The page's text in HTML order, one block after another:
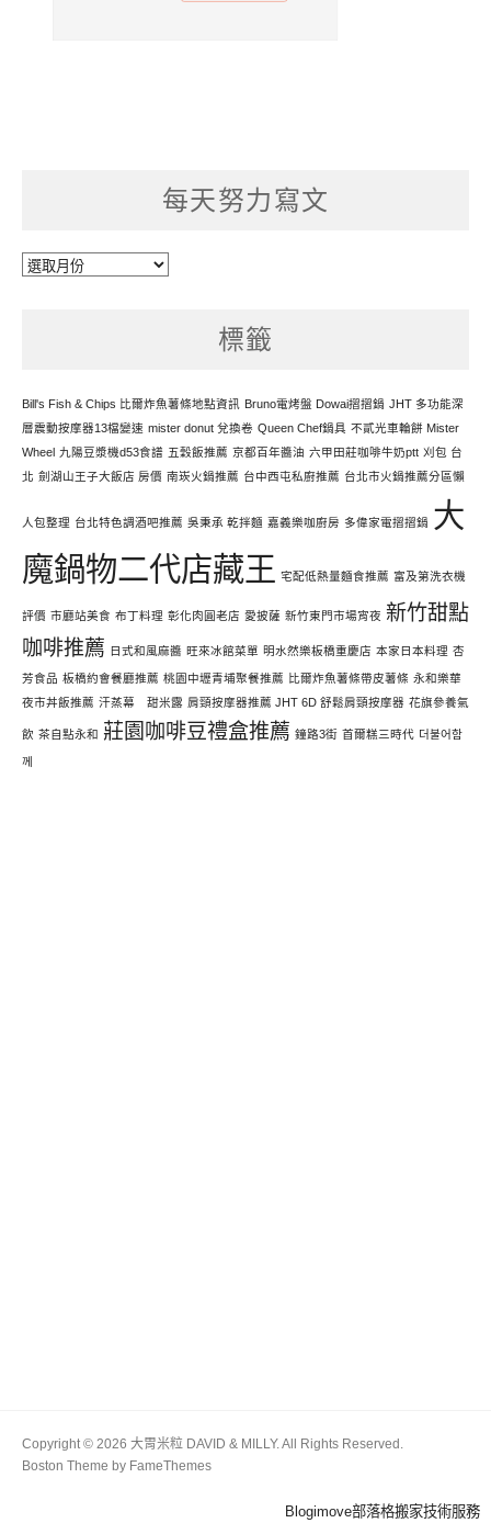
每天努力寫文
每
標籤
Bill's Fish & Chips 比爾炸魚薯條地點資訊 Bruno電烤盤 Dowai摺摺鍋 JHT 多功能深
層震動按摩器13檔變速 mister donut 兌換卷 Queen Chef鍋具 不貳光車輪餅 Mister
Wheel 九陽豆漿機d53食譜 五穀飯推薦 京都百年醬油 六甲田莊咖啡牛奶ptt 刈包 台
北 劍湖山王子大飯店 房價 南崁火鍋推薦 台中西屯私廚推薦 台北市火鍋推薦分區懶
人包整理 台北特色調酒吧推薦 吳秉承 乾拌麵 嘉義樂咖廚房 多偉家電摺摺鍋 大
魔鍋物二代店藏王 宅配低熱量麵食推薦 富及第洗衣機
評價 市廳站美食 布丁料理 彰化肉圓老店 愛披薩 新竹東門市場宵夜 新竹甜點
咖啡推薦 日式和風麻醬 旺來冰館菜單 明水然樂板橋重慶店 本家日本料理 杏
芳食品 板橋約會餐廳推薦 桃園中壢青埔聚餐推薦 比爾炸魚薯條帶皮薯條 永和樂華
夜市丼飯推薦 汗蒸幕 甜米露 肩頸按摩器推薦 JHT 6D 舒鬆肩頸按摩器 花旗參養氣
飲 茶自點永和 莊園咖啡豆禮盒推薦 鐘路3街 首爾糕三時代 더불어함
께
Copyright © 2026 大胃米粒 DAVID & MILLY. All Rights Reserved.
Boston Theme by FameThemes
Blogimove部落格搬家技術服務